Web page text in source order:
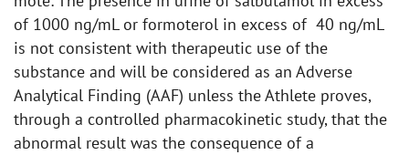
of 1000 ng/mL or formoterol in excess of 40 ng/mL
is not consistent with therapeutic use of the
substance and will be considered as an Adverse
Analytical Finding (AAF) unless the Athlete proves,
through a controlled pharmacokinetic study, that the
abnormal result was the consequence of a